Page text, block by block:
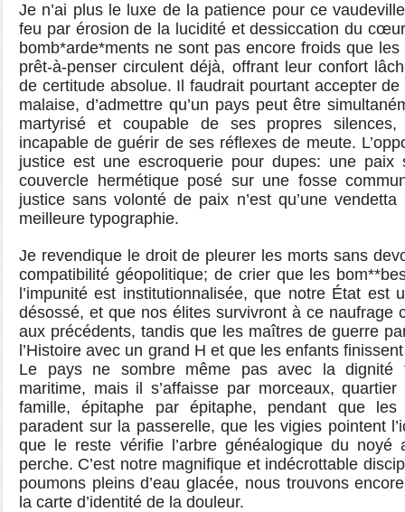
Je n’ai plus le luxe de la patience pour ce
feu par érosion de la lucidité et dessiccation du
bomb*arde*ments ne sont pas encore froids que
prêt-à-penser circulent déjà, offrant leur confort
de certitude absolue. Il faudrait pourtant accepter
malaise, d’admettre qu’un pays peut être
martyrisé et coupable de ses propres
incapable de guérir de ses réflexes de meute.
justice est une escroquerie pour dupes: une paix
couvercle hermétique posé sur une fosse
justice sans volonté de paix n’est qu’une vendetta
meilleure typographie.
Je revendique le droit de pleurer les morts sans
compatibilité géopolitique; de crier que les
l’impunité est institutionnalisée, que notre État est
désossé, et que nos élites survivront à ce naufrage
aux précédents, tandis que les maîtres de guerre
l’Histoire avec un grand H et que les enfants
Le pays ne sombre même pas avec la dignité
maritime, mais il s’affaisse par morceaux,
famille, épitaphe par épitaphe, pendant que les
paradent sur la passerelle, que les vigies pointent
que le reste vérifie l’arbre généalogique du
perche. C’est notre magnifique et indécrottable
poumons pleins d’eau glacée, nous trouvons
la carte d’identité de la douleur.